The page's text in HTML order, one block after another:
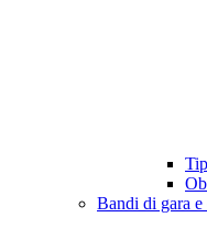
Bandi di gara e